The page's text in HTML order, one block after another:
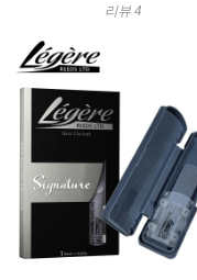
리뷰 4